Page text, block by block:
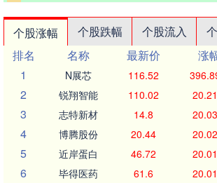
个股涨幅 个股跌幅 个股流入
排名
名称 最新价 涨
1
N展芯 116.52
2 锐翔智能 110.02
3 志特新材 14.8
4 博腾股份 20.44
5 近岸蛋白 46.72
6 毕得医药 61.6